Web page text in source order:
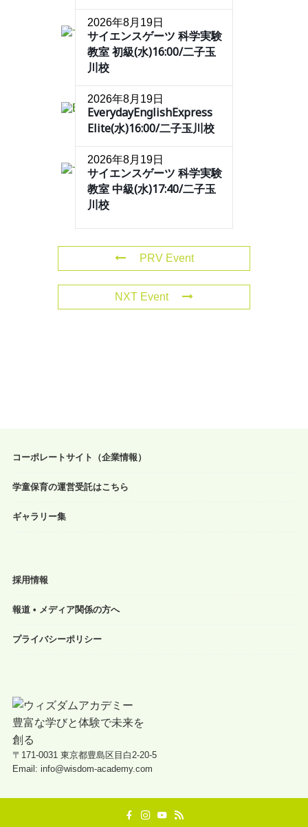
2026年8月19日
サイエンスゲーツ 科学実験
教室 初級(水)16:00/二子玉
川校
2026年8月19日
EverydayEnglishExpress
Elite(水)16:00/二子玉川校
2026年8月19日
サイエンスゲーツ 科学実験
教室 中級(水)17:40/二子玉
川校
PRV Event
NXT Event
コーポレートサイト（企業情報）
学童保育の運営受託はこちら
ギャラリー集
採用情報
報道 • メディア関係の方へ
プライバシーポリシー
〒171-0031 東京都豊島区目白2-20-5
Email: info@wisdom-academy.com